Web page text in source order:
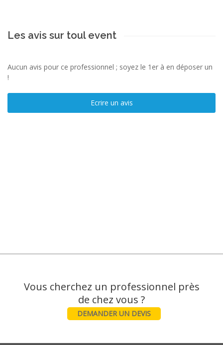
Les avis sur toul event
Aucun avis pour ce professionnel ; soyez le 1er à en déposer un
!
Ecrire un avis
Vous cherchez un professionnel près
DEMANDER UN DEVIS